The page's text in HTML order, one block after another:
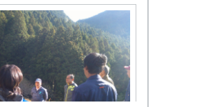
史学科文化遺産調
と文化』
月15日（土） 13:00 -